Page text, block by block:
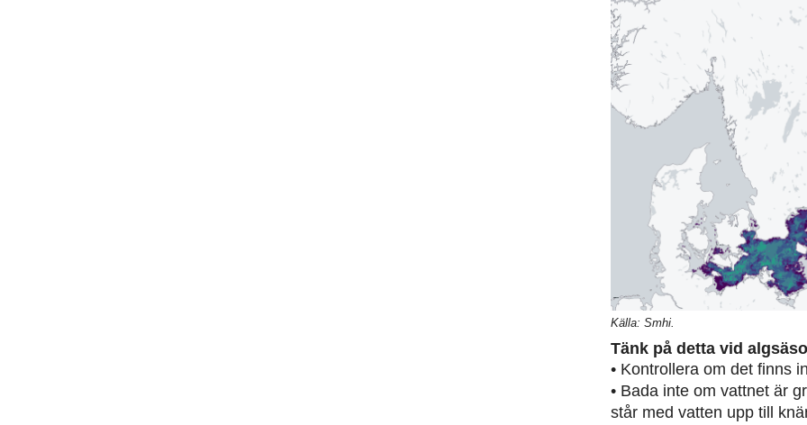
Källa: Smhi.
Tänk på detta vid
• Kontrollera om det finns
• Bada inte om vattnet är
står med vatten upp till